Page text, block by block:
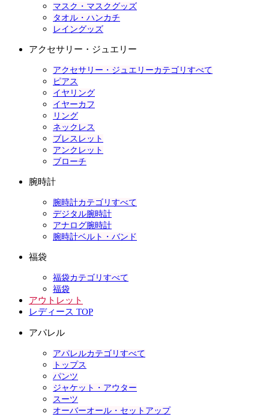
マスク・マスクグッズ
タオル・ハンカチ
レイングッズ
アクセサリー・ジュエリー
アクセサリー・ジュエリーカテゴリすべて
ピアス
イヤリング
イヤーカフ
リング
ネックレス
ブレスレット
アンクレット
ブローチ
腕時計
腕時計カテゴリすべて
デジタル腕時計
アナログ腕時計
腕時計ベルト・バンド
福袋
福袋カテゴリすべて
福袋
アウトレット
レディース TOP
アパレル
アパレルカテゴリすべて
トップス
パンツ
ジャケット・アウター
スーツ
オーバーオール・セットアップ